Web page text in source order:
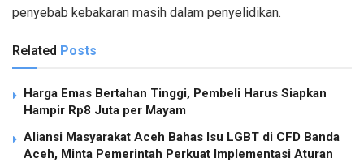
penyebab kebakaran masih dalam penyelidikan.
Related Posts
Harga Emas Bertahan Tinggi, Pembeli Harus Siapkan
Hampir Rp8 Juta per Mayam
Aliansi Masyarakat Aceh Bahas Isu LGBT di CFD Banda
Aceh, Minta Pemerintah Perkuat Implementasi Aturan